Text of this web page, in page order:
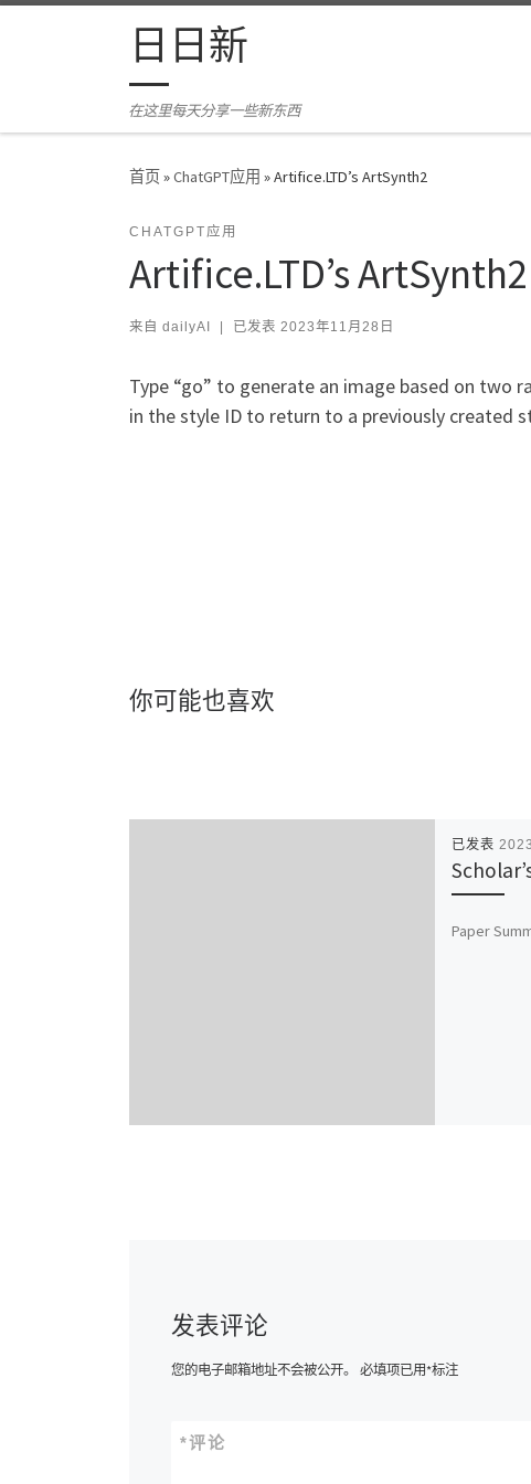
Skip to content日日新
在这里每天分享一些新东西
首页»ChatGPT应用 »Artifice.LTD’s ArtSynth2
CHATGPT应用
Artifice.LTD’s ArtSynth2
来自 dailyAI 已发表 2023年11月28日
Type “go” to generate an image based on two
in the style ID to return to a previously created
你可能也喜欢
已发表
Paper
发表评论
您的电子邮箱地址不会被公开。 必填项已用*标注
评论
*